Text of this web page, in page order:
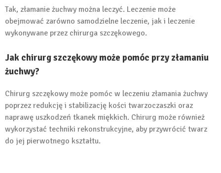
Tak, złamanie żuchwy można leczyć. Leczenie może
obejmować zarówno samodzielne leczenie, jak i leczenie
wykonywane przez chirurga szczękowego.
Jak chirurg szczękowy może pomóc przy złamaniu
żuchwy?
Chirurg szczękowy może pomóc w leczeniu złamania żuchwy
poprzez redukcję i stabilizację kości twarzoczaszki oraz
naprawę uszkodzeń tkanek miękkich. Chirurg może również
wykorzystać techniki rekonstrukcyjne, aby przywrócić twarz
do jej pierwotnego kształtu.